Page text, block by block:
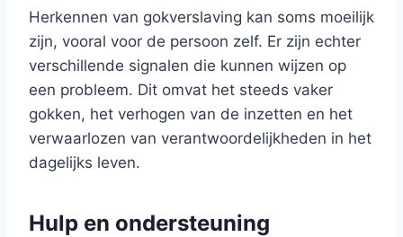
Herkennen van gokverslaving kan soms moeilijk
zijn, vooral voor de persoon zelf. Er zijn echter
verschillende signalen die kunnen wijzen op
een probleem. Dit omvat het steeds vaker
gokken, het verhogen van de inzetten en het
verwaarlozen van verantwoordelijkheden in het
dagelijks leven.
Hulp en ondersteuning